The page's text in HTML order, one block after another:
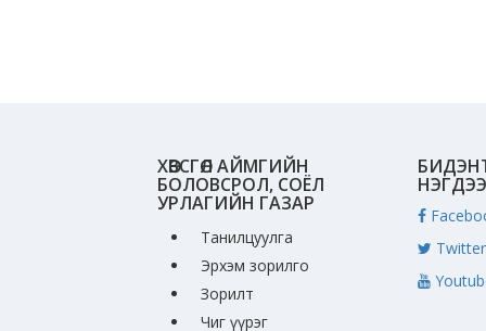
ХӨВСГӨЛ АЙМГИЙН
БОЛОВСРОЛ, СОЁЛ
УРЛАГИЙН ГАЗАР
Танилцуулга
Эрхэм зорилго
Зорилт
Чиг үүрэг
Twitter